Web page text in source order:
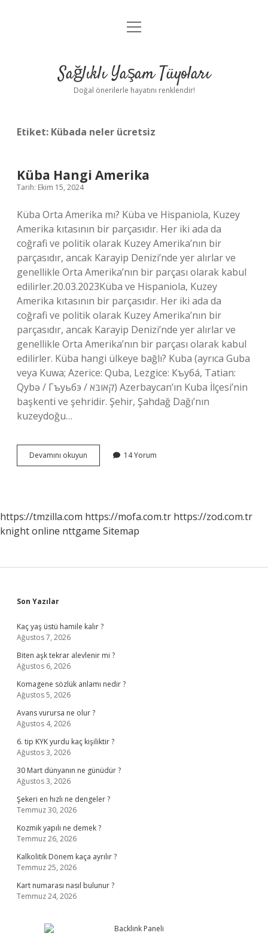
Anasayfa
Yasal Uyarı
menüyü
Sağlıklı Yaşam Tüyoları
Doğal önerilerle hayatını renklendir!
Etiket: Kübada neler ücretsiz
Küba Hangi Amerika
Tarih: Ekim 15, 2024
Küba Orta Amerika mı? Küba ve Hispaniola, Kuzey
Amerika kıtasının bir parçasıdır. Her iki ada da
coğrafi ve politik olarak Kuzey Amerika’nın bir
parçasıdır, ancak Karayip Denizi’nde yer alırlar ve
genellikle Orta Amerika’nın bir parçası olarak kabul
edilirler.20.03.2023Küba ve Hispaniola, Kuzey
Amerika kıtasının bir parçasıdır. Her iki ada da
coğrafi ve politik olarak Kuzey Amerika’nın bir
parçasıdır, ancak Karayip Denizi’nde yer alırlar ve
genellikle Orta Amerika’nın bir parçası olarak kabul
edilirler. Küba hangi ülkeye bağlı? Kuba (ayrıca Guba
veya Kuwa; Azerice: Quba, Lezgice: Къуба́, Tatian:
Qybə / Гъуьбэ / קאובּא) Azerbaycan’ın Kuba İlçesi’nin
başkenti ve şehridir. Şehir, Şahdağ Dağı’nın
kuzeydoğu…
Devamını okuyun
Hangi
14 Yorum
https://tmzilla.com https://mofa.com.tr https://zod.com.tr
knight online nttgame Sitemap
Sidebar
Son Yazılar
Kaç yaş üstü hamile kalır ?
Ağustos 7, 2026
Biten aşk tekrar alevlenir mi ?
Ağustos 6, 2026
Komagene sözlük anlamı nedir ?
Ağustos 5, 2026
Avans vurursa ne olur ?
Ağustos 4, 2026
6. tip KYK yurdu kaç kişiliktir ?
Ağustos 3, 2026
30 Mart dünyanın ne günüdür ?
Ağustos 3, 2026
Şekeri en hızlı ne dengeler ?
Temmuz 30, 2026
Kozmik yapılı ne demek ?
Temmuz 26, 2026
Kalkolitik Dönem kaça ayrılır ?
Temmuz 25, 2026
Kart numarası nasıl bulunur ?
Temmuz 24, 2026